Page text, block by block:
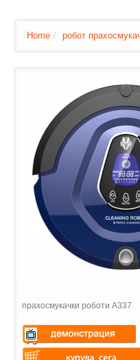
Home / робот
прахосмукачки роботи A337
Warning